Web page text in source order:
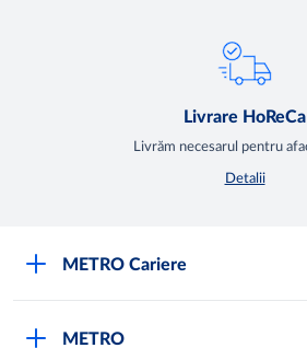
Livrare HoReCa
Livrăm necesarul pentru
Detalii
METRO Cariere
METRO